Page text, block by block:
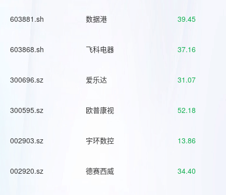
603881.sh 数据港 39.45
603868.sh 飞科电器 37.16
300696.sz 爱乐达 31.07
300595.sz 欧普康视 52.18
002903.sz 宇环数控 13.86
002920.sz 德赛西威 34.40